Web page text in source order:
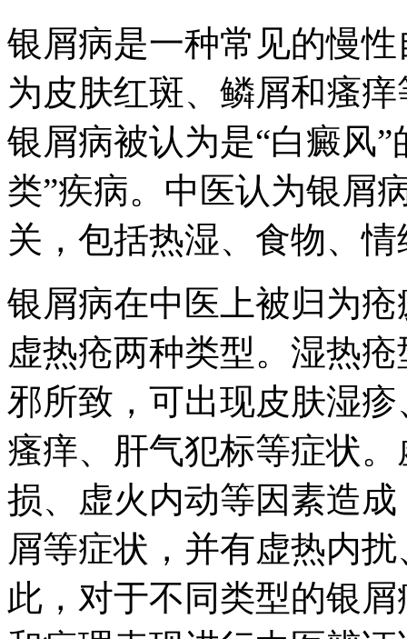
银屑病是一种常见的慢
为皮肤红斑、鳞屑和瘙
银屑病被认为是“白癜风
类”疾病。中医认为银屑
关，包括热湿、食物、
银屑病在中医上被归为
虚热疮两种类型。湿热
邪所致，可出现皮肤湿
瘙痒、肝气犯标等症状
损、虚火内动等因素造
屑等症状，并有虚热内
此，对于不同类型的银